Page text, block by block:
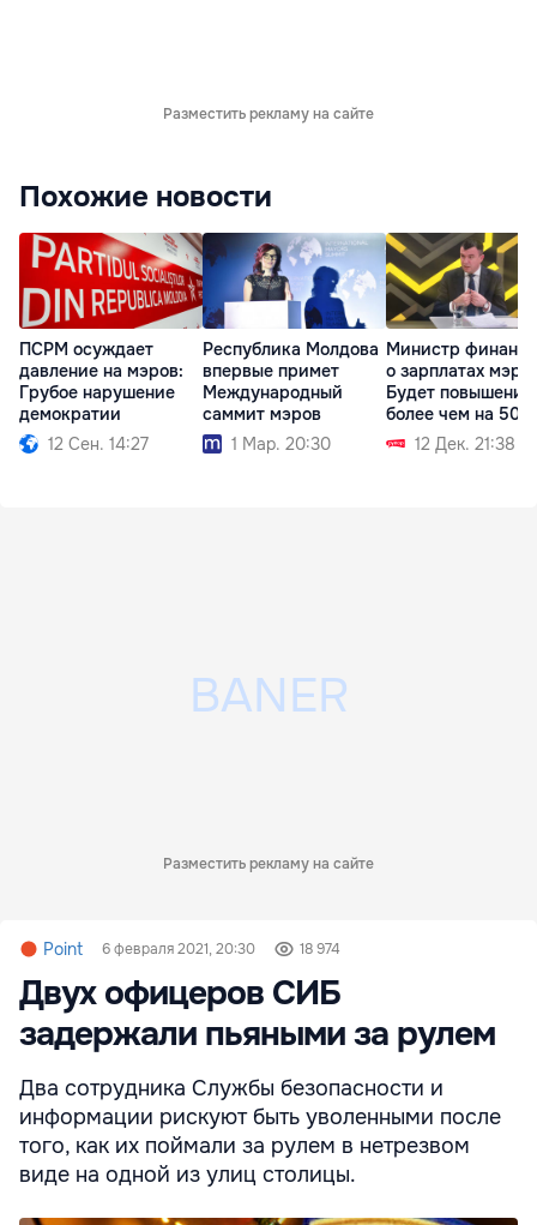
Разместить рекламу на сайте
Похожие новости
ПСРМ осуждает
давление на мэров:
Грубое нарушение
демократии
12 Сен. 14:27
Республика Молдова
впервые примет
Международный
саммит мэров
1 Мар. 20:30
Министр
о зарплатах
Будет повышение
более чем на 50%
12 Дек. 21:38
Разместить рекламу на сайте
Point 6 февраля 2021, 20:30 18 974
Двух офицеров СИБ
задержали пьяными за рулем
Два сотрудника Службы безопасности и
информации рискуют быть уволенными после
того, как их поймали за рулем в нетрезвом
виде на одной из улиц столицы.